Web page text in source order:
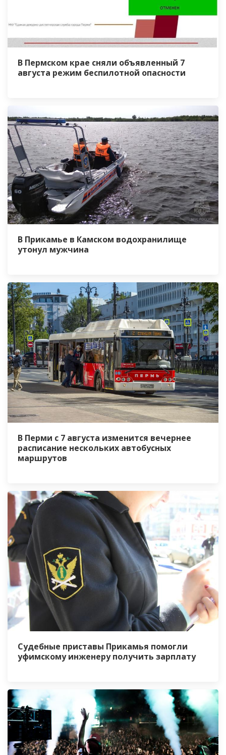
В Пермском крае сняли объявленный 7
августа режим беспилотной опасности
В Прикамье в Камском водохранилище
утонул мужчина
В Перми с 7 августа изменится вечернее
расписание нескольких автобусных
маршрутов
Судебные приставы Прикамья помогли
уфимскому инженеру получить зарплату